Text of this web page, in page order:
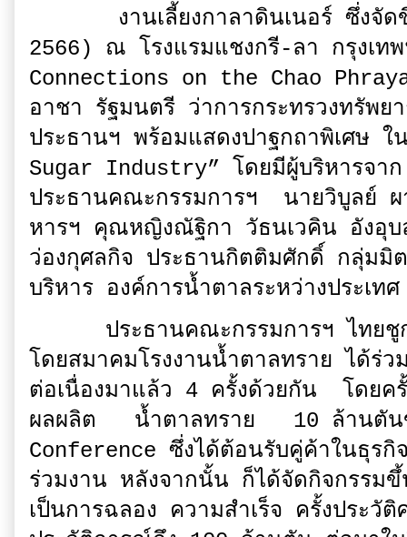
งานเลี้ยงกาลาดินเนอร์ ซึ่งจัด
2566) ณ โรงแรมแชงกรี-ลา กรุงเท
Connections on the Chao
อาชา รัฐมนตรี ว่าการกระทรวงทรัพย
ประธานฯ พร้อมแสดงปาฐกถาพิเศษ
Sugar Industry” โดยมีผู้บริหารจา
ประธานคณะกรรมการฯ นายวิบูลย์
หารฯ คุณหญิงณัฐิกา วัธนเวคิน อังอุบ
ว่องกุศลกิจ ประธานกิตติมศักดิ์ กลุ่ม
บริหาร องค์การน้ำตาลระหว่างประเ
ประธานคณะกรรมการฯ ไทยชูกา
โดยสมาคมโรงงานน้ำตาลทราย ได้
ต่อเนื่องมาแล้ว 4 ครั้งด้วยกัน โดยค
ผลผลิต น้ำตาลทราย 10 ล้านตันข
Conference ซึ่งได้ต้อนรับคู่ค้าในธุรกิ
ร่วมงาน หลังจากนั้น ก็ได้จัดกิจกรรม
เป็นการฉลอง ความสำเร็จ ครั้งประวั